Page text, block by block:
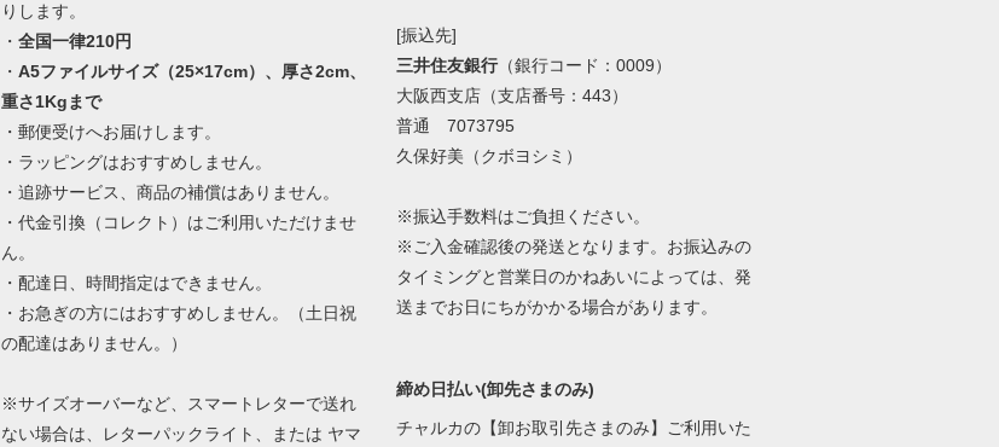
りします。
・全国一律210円
・A5ファイルサイズ（25×17cm）、厚さ2cm、
重さ1Kgまで
・郵便受けへお届けします。
・ラッピングはおすすめしません。
・追跡サービス、商品の補償はありません。
・代金引換（コレクト）はご利用いただけませ
ん。
・配達日、時間指定はできません。
・お急ぎの方にはおすすめしません。（土日祝
の配達はありません。）
※サイズオーバーなど、スマートレターで送れ
ない場合は、レターパックライト、または ヤマ
[振込先]
三井住友銀行（銀行コード：0009）
大阪西支店（支店番号：443）
普通 7073795
久保好美（クボヨシミ）
※振込手数料はご負担ください。
※ご入金確認後の発送となります。お振込みの
タイミングと営業日のかねあいによっては、発
送までお日にちがかかる場合があります。
締め日払い(卸先さまのみ)
チャルカの【卸お取引先さまのみ】ご利用いた